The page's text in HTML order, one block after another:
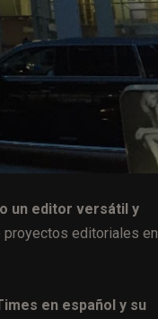
un editor versátil y
proyectos editoriales en
en español y su